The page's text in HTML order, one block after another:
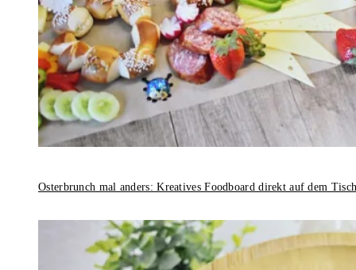
Osterbrunch mal anders: Kreatives Foodboard direkt auf dem